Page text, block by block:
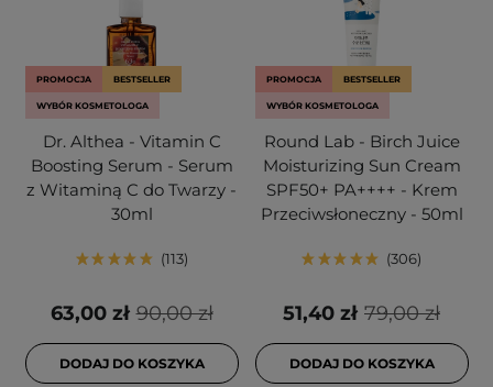
PROMOCJA BESTSELLER
WYBÓR KOSMETOLOGA
Dr. Althea - Vitamin C
Boosting Serum - Serum
z Witaminą C do Twarzy -
30ml
113
90,00 zł
63,00 zł
DODAJ DO KOSZYKA
PROMOCJA BESTSELLER
WYBÓR KOSMETOLOGA
Round Lab - Birch Juice
Moisturizing Sun Cream
SPF50+ PA++++ - Krem
Przeciwsłoneczny - 50ml
306
79,00 zł
51,40 zł
DODAJ DO KOSZYKA